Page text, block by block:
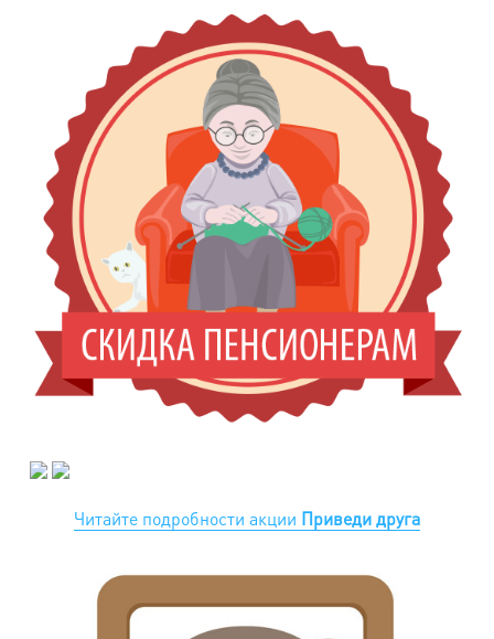
Читайте подробности акции Приведи друга